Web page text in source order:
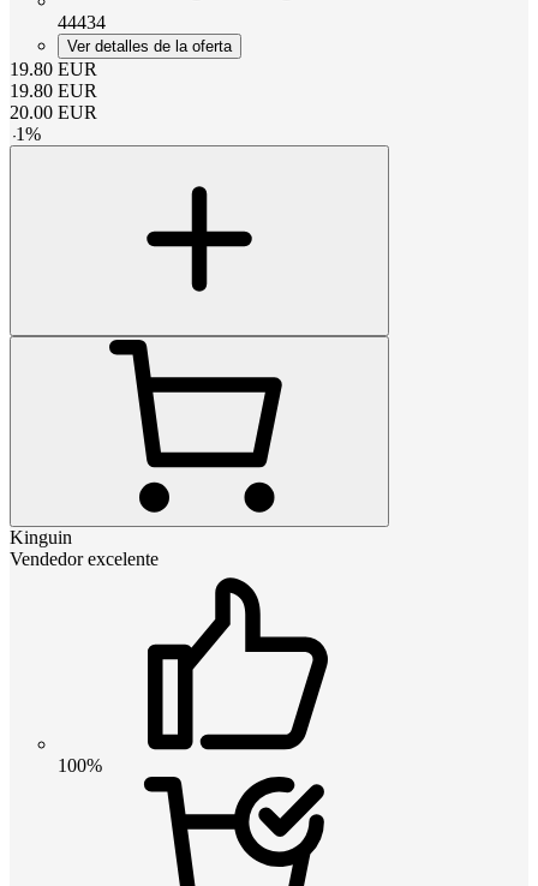
44434
Ver detalles de la oferta
19.80 EUR
19.80 EUR
20.00 EUR
-1%
Kinguin
Vendedor excelente
100%